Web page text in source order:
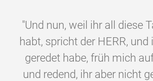
"Und nun, weil ihr all diese
habt, spricht der HERR, und
geredet habe, früh mich
und redend, ihr aber nicht